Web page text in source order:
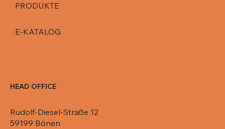
PRODUKTE
E-KATALOG
HEAD OFFICE
Rudolf-Diesel-Straße 12
59199 Bönen